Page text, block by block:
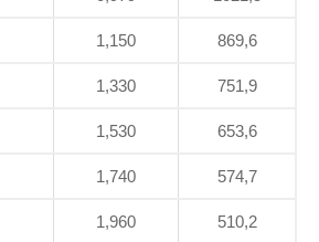
1,150 869,6
1,330 751,9
1,530 653,6
1,740 574,7
1,960 510,2